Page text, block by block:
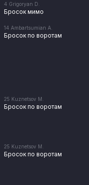
4 Grigoryan D.
Бросок мимо
14 Ambartsumian A.
Бросок по воротам
25 Kuznetsov M.
Бросок по воротам
25 Kuznetsov M.
Бросок по воротам